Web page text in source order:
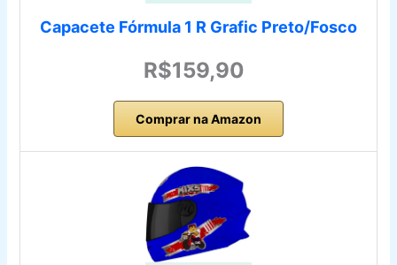
Capacete Fórmula 1 R Grafic Preto/Fosco
R$159,90
Comprar na Amazon